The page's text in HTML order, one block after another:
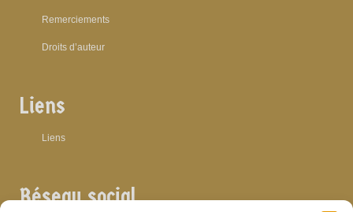
Remerciements
Droits d’auteur
Liens
Liens
Réseau social